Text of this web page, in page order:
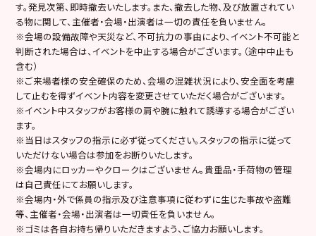
す。発見次第、即時撤去いたします。また、撤去した物、及び放置されてい
る物に関して、主催者・会場・出演者は一切の責任を負いません。
※会場の設備故障や天災など、不可抗力の事由により、イベント不可能と
判断された場合は、イベントを中止する場合がございます。（途中中止も
含む）
※ご来場者様の安全確保のため、会場の混雑状況により、安全面を考慮
して止むを得ずイベント内容を変更させていただく場合がございます。
※イベント中スタッフがお客様の肩や腕に触れて誘導する場合がござい
ます。
※当日はスタッフの指示に必ず従ってください。スタッフの指示に従って
いただけない場合は参加をお断りいたします。
※会場内にロッカーやクロークはございません。貴重品・手荷物の管理
は自己責任にてお願いします。
※会場内・外で係員の指示及び注意事項に従わずに生じた事故や盗難
等、主催者・会場・出演者は一切責任を負いません。
※ゴミは各自お持ち帰りいただきますよう、ご協力お願いします。